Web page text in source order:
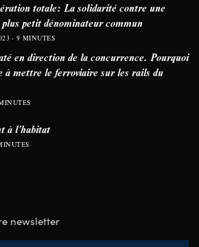
totale: La solidarité contre une
petit dénominateur commun
9 MINUTES
en direction de la concurrence. Pourquoi
à mettre le ferroviaire sur les rails du
à l’habitat
newsletter